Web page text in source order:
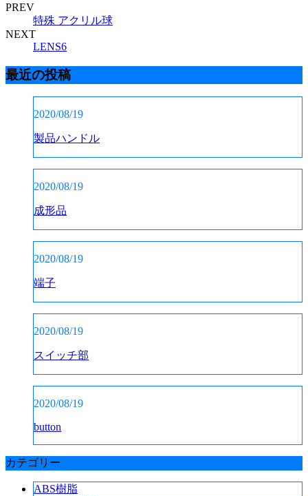
PREV
特殊 アクリル球
NEXT
LENS6
最近の投稿
2020/08/19
製品ハンドル
2020/08/19
成形品
2020/08/19
端子
2020/08/19
スイッチ部
2020/08/19
button
カテゴリー
ABS樹脂